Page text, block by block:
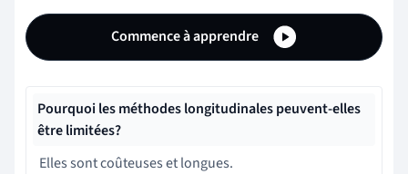
Commence à apprendre
Pourquoi les méthodes longitudinales peuvent-elles
être limitées?
Elles sont coûteuses et longues.